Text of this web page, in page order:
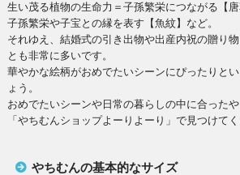
生い茂る植物の生命力＝子孫繁栄につながる【唐
子孫繁栄や子宝との縁を表す【魚紋】など。
それゆえ、結婚式の引き出物や出産内祝の贈り
とも非常に多いです。
華やかな絵柄がおめでたいシーンにぴったりと
ょう。
おめでたいシーンや日常の暮らしの中に合った
「やちむんショップよーりよーり」で見つけてく
やちむんの基本的なサイズ